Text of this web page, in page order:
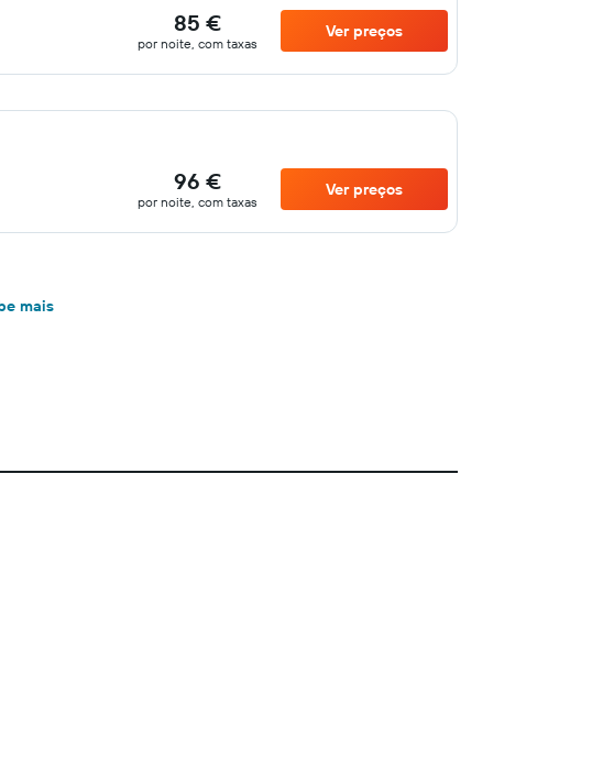
85 €
por noite, com taxas
Ver preços
96 €
por noite, com taxas
Ver preços
mais